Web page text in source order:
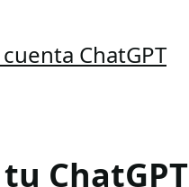
ChatGPT
ChatGPT